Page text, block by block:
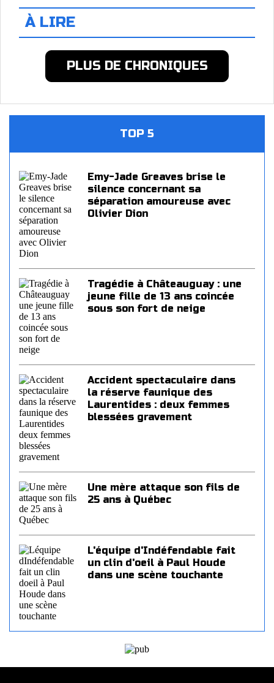
À LIRE
PLUS DE CHRONIQUES
TOP 5
Emy-Jade Greaves brise le
silence concernant sa
séparation amoureuse avec
Olivier Dion
Tragédie à Châteauguay : une
jeune fille de 13 ans coincée
sous son fort de neige
Accident spectaculaire dans
la réserve faunique des
Laurentides : deux femmes
blessées gravement
Une mère attaque son fils de
25 ans à Québec
L'équipe d'Indéfendable fait
un clin d'oeil à Paul Houde
dans une scène touchante